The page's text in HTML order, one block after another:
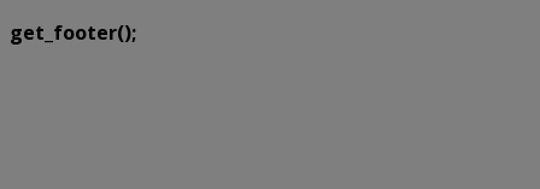
get_footer();